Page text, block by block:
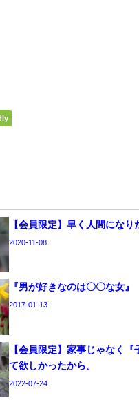
【会員限定】早く人間になり
2020-11-08
『男が好きなのは〇〇な女』
2017-01-13
【会員限定】家事じゃなく『
て欲しかったから。
2022-07-24